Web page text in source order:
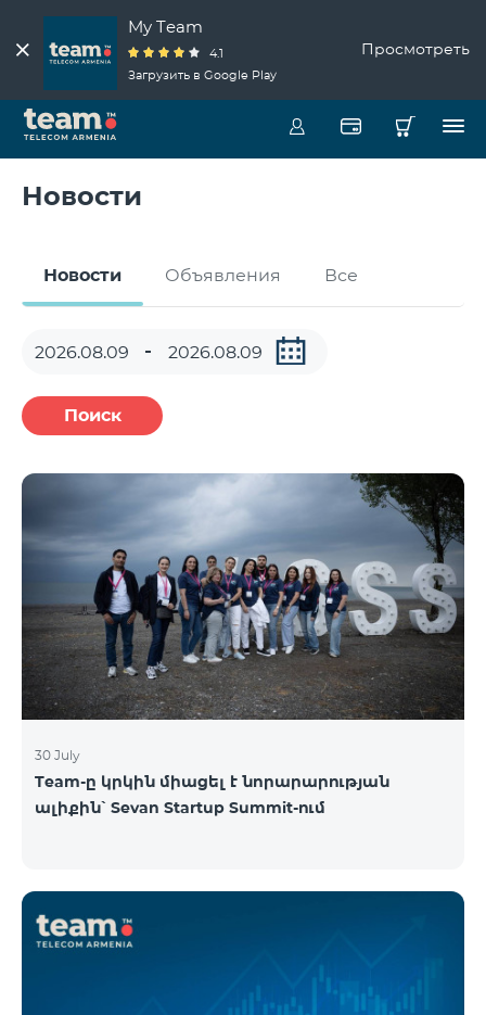
My Team
4.1
Загрузить в Google Play
Просмотреть
Новости
Новости Объявления Все
Поиск
30 July
Team-ը կրկին միացել է նորարարության
ալիքին՝ Sevan Startup Summit-ում